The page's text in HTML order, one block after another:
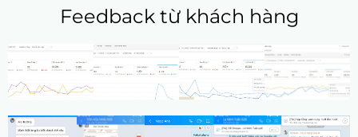
Feedback từ khách hàng